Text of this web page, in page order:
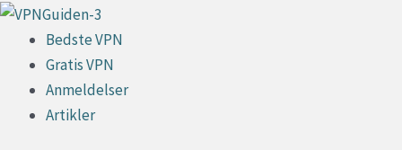
Gå
indholdet
Menu Bedste VPN
Gratis VPN
Anmeldelser
Artikler